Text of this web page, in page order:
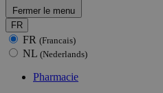
Fermer le menu
FR
FR (Francais)
NL (Nederlands)
Pharmacie